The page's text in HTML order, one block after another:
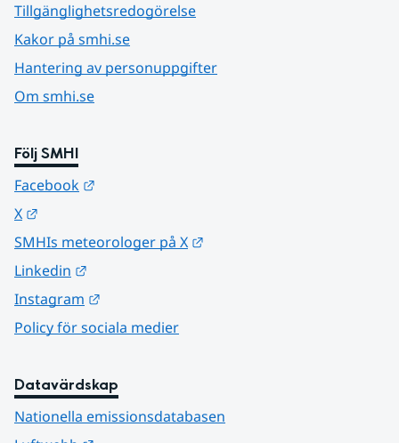
Tillgänglighetsredogörelse
Kakor på smhi.se
Hantering av personuppgifter
Om smhi.se
Följ SMHI
Facebook
X
SMHIs meteorologer på X
Linkedin
Instagram
Policy för sociala medier
Datavärdskap
Nationella emissionsdatabasen